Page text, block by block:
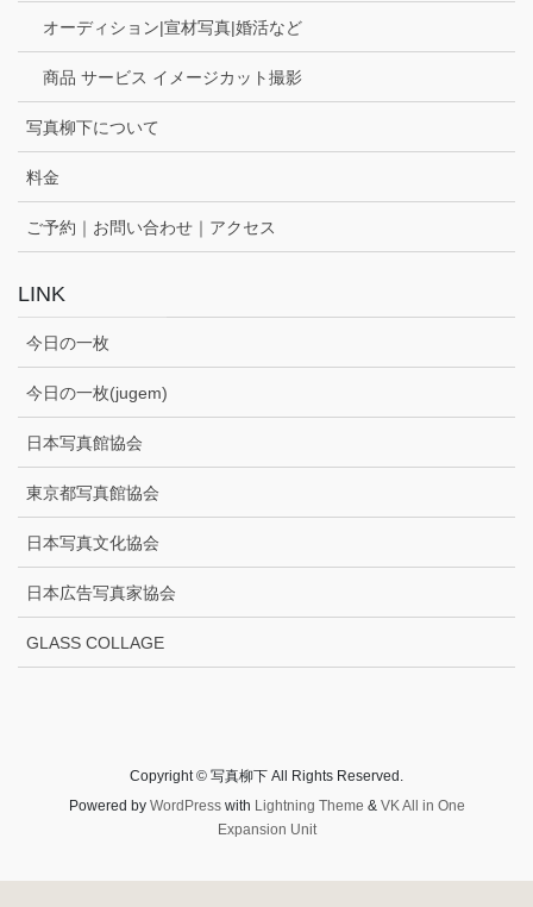
オーディション|宣材写真|婚活など
商品 サービス イメージカット撮影
写真柳下について
料金
ご予約｜お問い合わせ｜アクセス
LINK
今日の一枚
今日の一枚(jugem)
日本写真館協会
東京都写真館協会
日本写真文化協会
日本広告写真家協会
GLASS COLLAGE
Copyright © 写真柳下 All Rights Reserved.
Powered by WordPresswith Lightning Theme & VK All in One
Expansion Unit